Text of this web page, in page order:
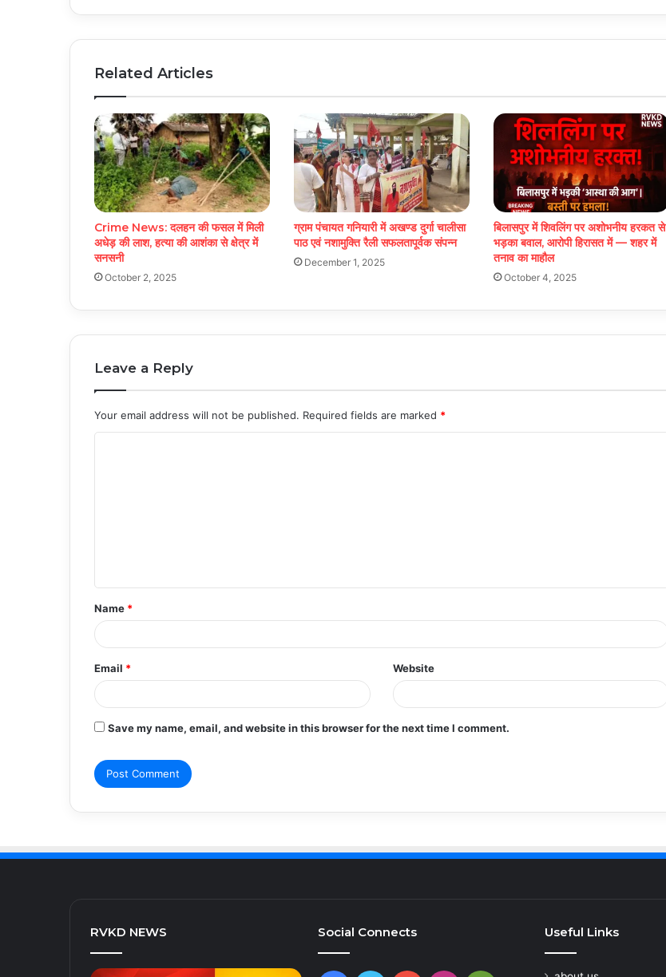
Related Articles
Crime News: दलहन की फसल में मिली
अधेड़ की लाश, हत्या की आशंका से क्षेत्र में
सनसनी
October 2, 2025
ग्राम पंचायत गनियारी में अखण्ड दुर्गा चालीसा
पाठ एवं नशामुक्ति रैली सफलतापूर्वक संपन्न
December 1, 2025
बिलासपुर में शिवलिंग पर अशोभनीय हरकत से
भड़का बवाल, आरोपी हिरासत में — शहर में
तनाव का माहौल
October 4, 2025
Leave a Reply
Your email address will not be published. Required fields are marked *
t
*
Name *
Email * Website
Save my name, email, and website in this browser for the next time I comment.
RVKD NEWS Social Connects Useful Links